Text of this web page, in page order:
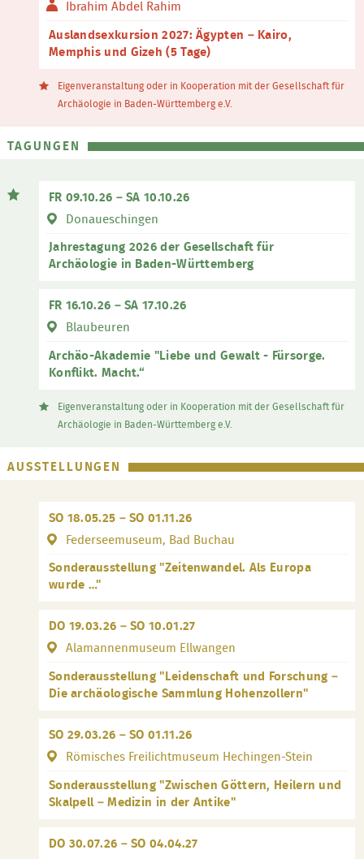
Ibrahim Abdel Rahim
Auslandsexkursion 2027: Ägypten – Kairo,
Memphis und Gizeh (5 Tage)
Eigenveranstaltung oder in Kooperation mit der Gesellschaft für
Archäologie in Baden-Württemberg e.V.
TAGUNGEN
FR 09.10.26 – SA 10.10.26
Donaueschingen
Jahrestagung 2026 der Gesellschaft für
Archäologie in Baden-Württemberg
FR 16.10.26 – SA 17.10.26
Blaubeuren
Archäo-Akademie "Liebe und Gewalt - Fürsorge.
Konflikt. Macht.“
Eigenveranstaltung oder in Kooperation mit der Gesellschaft für
Archäologie in Baden-Württemberg e.V.
AUSSTELLUNGEN
SO 18.05.25 – SO 01.11.26
Federseemuseum, Bad Buchau
Sonderausstellung "Zeitenwandel. Als Europa
wurde …"
DO 19.03.26 – SO 10.01.27
Alamannenmuseum Ellwangen
Sonderausstellung "Leidenschaft und Forschung –
Die archäologische Sammlung Hohenzollern"
SO 29.03.26 – SO 01.11.26
Römisches Freilichtmuseum Hechingen-Stein
Sonderausstellung "Zwischen Göttern, Heilern und
Skalpell – Medizin in der Antike"
DO 30.07.26 – SO 04.04.27